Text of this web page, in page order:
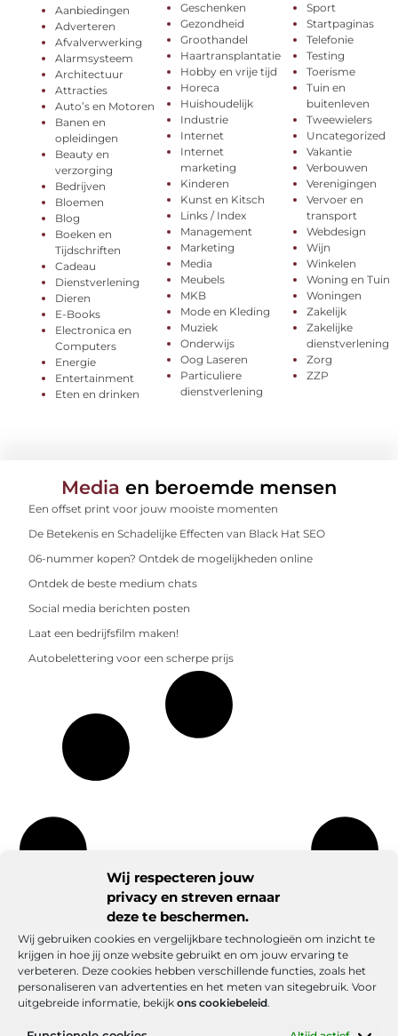
Wij respecteren jouw
privacy en streven ernaar
deze te beschermen.
Wij gebruiken cookies en vergelijkbare technologieën om inzicht te
krijgen in hoe jij onze website gebruikt en om jouw ervaring te
verbeteren. Deze cookies hebben verschillende functies, zoals het
personaliseren van advertenties en het meten van sitegebruik. Voor
uitgebreide informatie, bekijk ons cookiebeleid.
Aanbiedingen
Adverteren
Afvalverwerking
Alarmsysteem
Architectuur
Attracties
Auto’s en Motoren
Banen en
opleidingen
Beauty en
verzorging
Bedrijven
Bloemen
Blog
Boeken en
Tijdschriften
Cadeau
Dienstverlening
Dieren
E-Books
Electronica en
Computers
Energie
Entertainment
Eten en drinken
Geschenken
Gezondheid
Groothandel
Haartransplantatie
Hobby en vrije tijd
Horeca
Huishoudelijk
Industrie
Internet
Internet
marketing
Kinderen
Kunst en Kitsch
Links / Index
Management
Marketing
Media
Meubels
MKB
Mode en Kleding
Muziek
Onderwijs
Oog Laseren
Particuliere
dienstverlening
Sport
Startpaginas
Telefonie
Testing
Toerisme
Tuin en
buitenleven
Tweewielers
Uncategorized
Vakantie
Verbouwen
Verenigingen
Vervoer en
transport
Webdesign
Wijn
Winkelen
Woning en Tuin
Woningen
Zakelijk
Zakelijke
dienstverlening
Zorg
ZZP
Media en beroemde mensen
Een offset print voor jouw mooiste momenten
De Betekenis en Schadelijke Effecten van Black Hat SEO
06-nummer kopen? Ontdek de mogelijkheden online
Ontdek de beste medium chats
Social media berichten posten
Laat een bedrijfsfilm maken!
Autobelettering voor een scherpe prijs